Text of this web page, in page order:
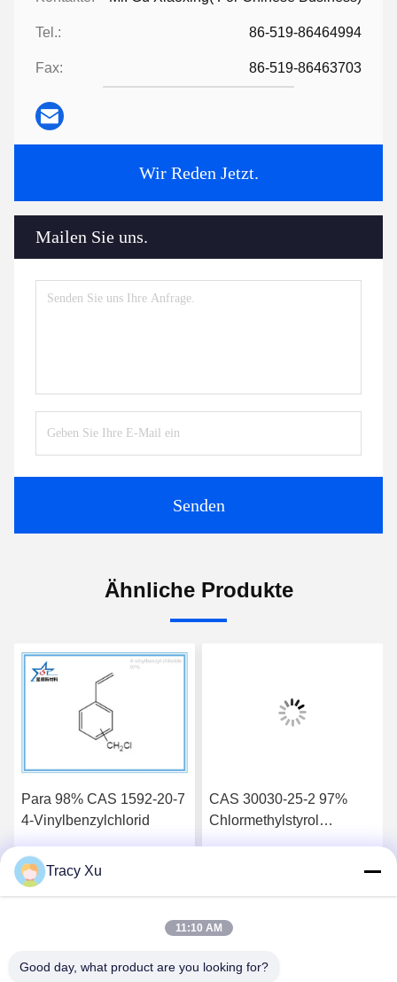
Tel.: 86-519-86464994
Fax: 86-519-86463703
Wir Reden Jetzt.
Mailen Sie uns.
Senden
Ähnliche Produkte
Para 98% CAS 1592-20-7
4-Vinylbenzylchlorid
Wir Reden Jetzt.
CAS 30030-25-2 97%
Chlormethylstyrol
Tracy Xu
11:10 AM
Good day, what product are you looking for?